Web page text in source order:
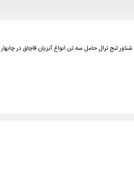
لنج ترال حامل سه تن انواع آبزیان قاچاق در چابهار